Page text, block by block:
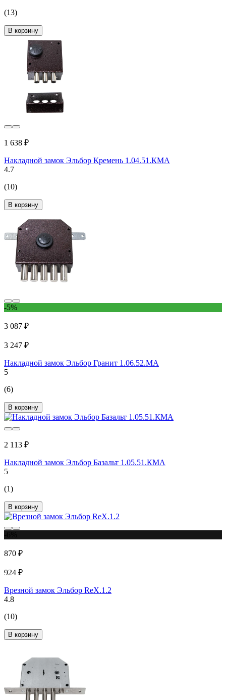
(13)
В корзину
1 638 ₽
Накладной замок Эльбор Кремень 1.04.51.КМА
4.7
(10)
В корзину
-5%
3 087 ₽
3 247 ₽
Накладной замок Эльбор Гранит 1.06.52.МА
5
(6)
В корзину
2 113 ₽
Накладной замок Эльбор Базальт 1.05.51.КМА
5
(1)
В корзину
870 ₽
924 ₽
Врезной замок Эльбор ReX.1.2
4.8
(10)
В корзину